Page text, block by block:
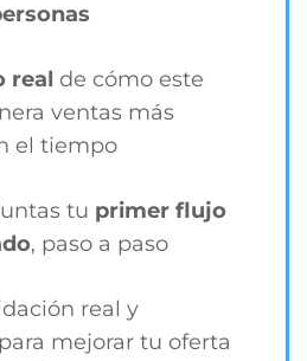
real de cómo este
ventas más
el tiempo
tu primer flujo
, paso a paso
real y
mejorar tu oferta